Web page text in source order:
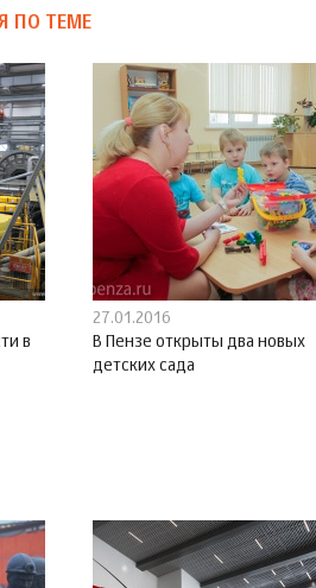
ПО ТЕМЕ
в
27.01.2016
В Пензе открыты два новых
детских сада